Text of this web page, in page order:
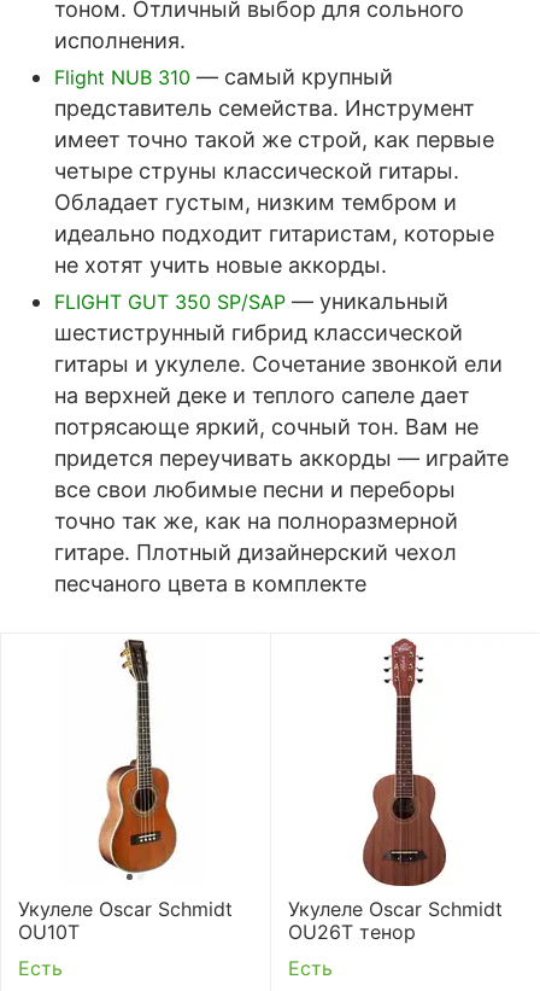
тоном. Отличный выбор для сольного
исполнения.
Flight NUB 310 — самый крупный
представитель семейства. Инструмент
имеет точно такой же строй, как первые
четыре струны классической гитары.
Обладает густым, низким тембром и
идеально подходит гитаристам, которые
не хотят учить новые аккорды.
FLIGHT GUT 350 SP/SAP — уникальный
шестиструнный гибрид классической
гитары и укулеле. Сочетание звонкой ели
на верхней деке и теплого сапеле дает
потрясающе яркий, сочный тон. Вам не
придется переучивать аккорды — играйте
все свои любимые песни и переборы
точно так же, как на полноразмерной
гитаре. Плотный дизайнерский чехол
песчаного цвета в комплекте
Укулеле Oscar Schmidt
OU10T
Есть
Укулеле Oscar Schmidt
OU26T тенор
Есть